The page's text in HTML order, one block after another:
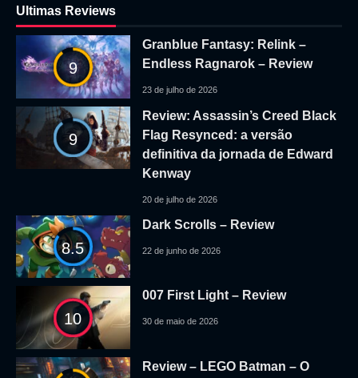
Ultimas Reviews
9
Granblue Fantasy: Relink –
Endless Ragnarok – Review
23 de julho de 2026
9
Review: Assassin’s Creed Black
Flag Resynced: a versão
definitiva da jornada de Edward
Kenway
20 de julho de 2026
8.5
Dark Scrolls – Review
22 de junho de 2026
10
007 First Light – Review
30 de maio de 2026
Review – LEGO Batman – O